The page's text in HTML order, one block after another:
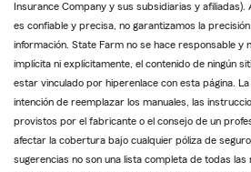
Insurance Company y sus subsidiarias y
es confiable y precisa, no garantizamos la
información. State Farm no se hace responsable y
implícita ni explícitamente, el contenido de ningún
estar vinculado por hiperenlace con esta página.
intención de reemplazar los manuales, las
provistos por el fabricante o el consejo de un
afectar la cobertura bajo cualquier póliza de
sugerencias no son una lista completa de todas